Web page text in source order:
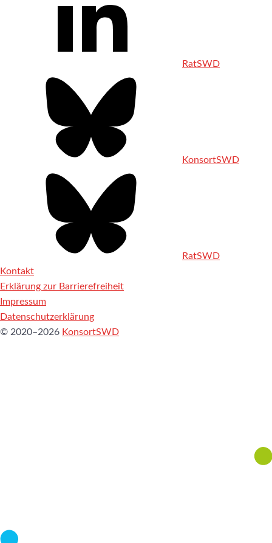
RatSWD
KonsortSWD
RatSWD
Kontakt
Erklärung zur Barrierefreiheit
Impressum
Datenschutzerklärung
© 2020–2026 KonsortSWD